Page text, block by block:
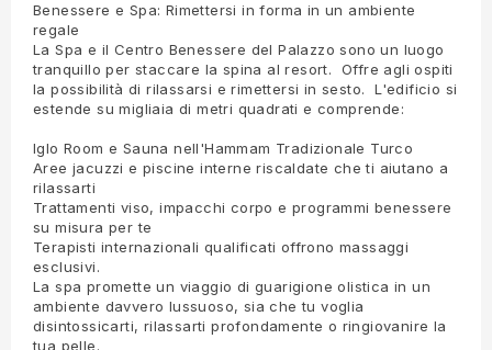
Benessere e Spa: Rimettersi in forma in un ambiente
regale
La Spa e il Centro Benessere del Palazzo sono un luogo
tranquillo per staccare la spina al resort. Offre agli ospiti
la possibilità di rilassarsi e rimettersi in sesto. L'edificio si
estende su migliaia di metri quadrati e comprende:
Iglo Room e Sauna nell'Hammam Tradizionale Turco
Aree jacuzzi e piscine interne riscaldate che ti aiutano a
rilassarti
Trattamenti viso, impacchi corpo e programmi benessere
su misura per te
Terapisti internazionali qualificati offrono massaggi
esclusivi.
La spa promette un viaggio di guarigione olistica in un
ambiente davvero lussuoso, sia che tu voglia
disintossicarti, rilassarti profondamente o ringiovanire la
tua pelle.